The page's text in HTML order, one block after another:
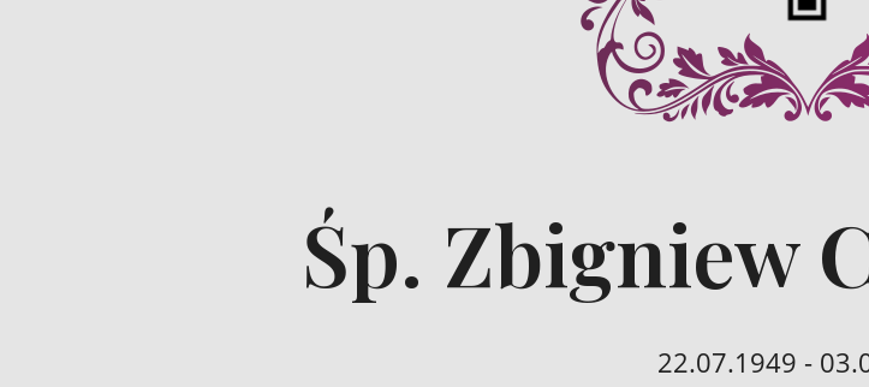
Śp. Zbigniew
22.07.1949 -